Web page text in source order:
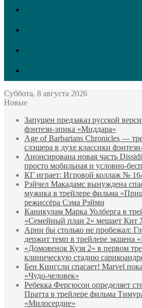
Суббота, 8 августа 2026
Новые
Запущен предзаказ русской
фэнтези-эпика «Миддара»
Age of Barbarians Chronicles —
слэшера в духе классики
Анонсирована новая часть
просто мобильная и условно-
КГ играет: Игровой коллаж №
Рэйчел Макадамс вынуждена
мужика в трейлере фильма
режиссёра Сэма Рэйми
Каникулам Марка Уолберга в
«Семейный план 2» мешает Кит
Арни бы столько не пробежал:
держит темп в трейлере экшена
«Домовенок Кузя 2» в первом
клиническую стадию
Бен Кингсли спасает! Marvel
«Чудо-человек»
Ребекка Фергюсон определяет
Пратта в трейлере фильма
«Милосердие»